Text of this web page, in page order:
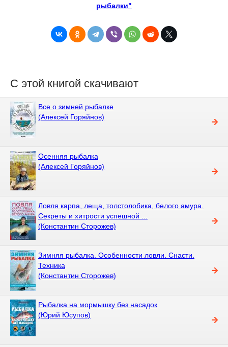
рыбалки"
С этой книгой скачивают
Все о зимней рыбалке
(Алексей Горяйнов)
Осенняя рыбалка
(Алексей Горяйнов)
Ловля карпа, леща, толстолобика, белого амура.
Секреты и хитрости успешной ...
(Константин Сторожев)
Зимняя рыбалка. Особенности ловли. Снасти.
Техника
(Константин Сторожев)
Рыбалка на мормышку без насадок
(Юрий Юсупов)